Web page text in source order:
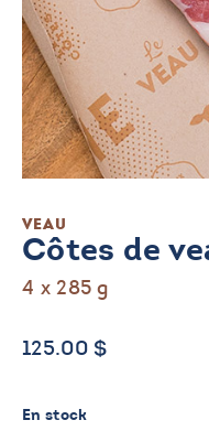
VEAU
Côtes de
4 x 285 g
125.00 $
En stock